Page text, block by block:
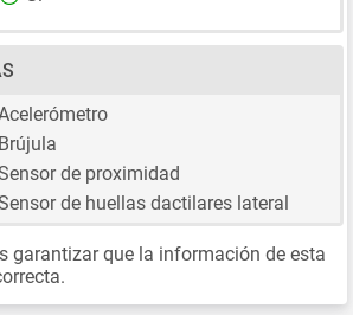
Brújula
de proximidad
de huellas dactilares lateral
garantizar que la información de esta